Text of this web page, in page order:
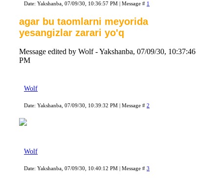
Date: Yakshanba, 07/09/30, 10:36:57 PM | Message # 1
agar bu taomlarni meyorida
yesangizlar zarari yo'q
Message edited by Wolf-Yakshanba, 07/09/30, 10:37:46
PM
Wolf
Date: Yakshanba, 07/09/30, 10:39:32 PM | Message # 2
Wolf
Date: Yakshanba, 07/09/30, 10:40:12 PM | Message # 3